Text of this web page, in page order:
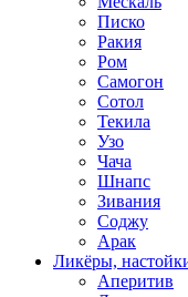
Писко
Ракия
Ром
Самогон
Сотол
Текила
Узо
Чача
Шнапс
Зивания
Соджу
Арак
Ликёры,
Аперитив